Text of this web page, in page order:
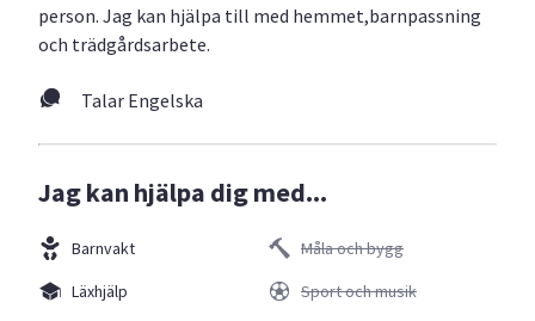
person. Jag kan hjälpa till med hemmet,barnpassning
och trädgårdsarbete.
Talar Engelska
Jag kan hjälpa dig med...
Barnvakt
Läxhjälp
Måla och bygg
Sport och musik